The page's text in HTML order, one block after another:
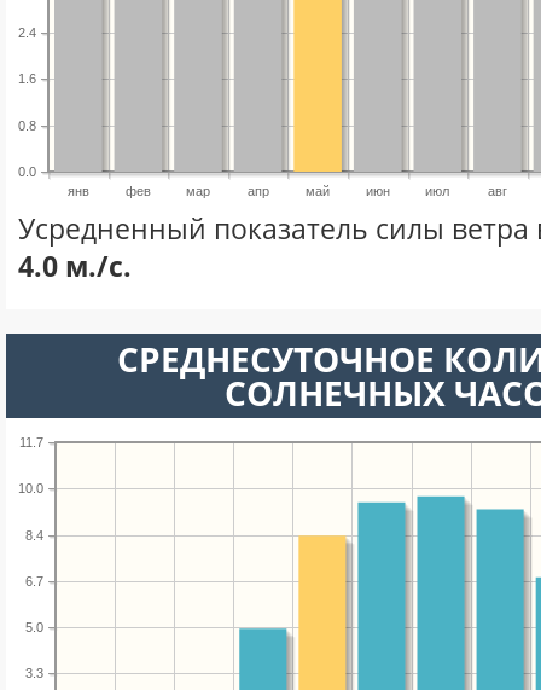
янв фев мар апр май июн июл авг
0.0
0.8
1.6
2.4
Усредненный показатель силы ветра
4.0 м./с.
СРЕДНЕСУТОЧНОЕ
СОЛНЕЧНЫХ
3.3
5.0
6.7
8.4
10.0
11.7